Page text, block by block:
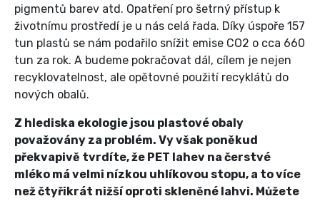
pigmentů barev atd. Opatření pro šetrný přístup k
životnímu prostředí je u nás celá řada. Díky úspoře 157
tun plastů se nám podařilo snížit emise CO2 o cca 660
tun za rok. A budeme pokračovat dál, cílem je nejen
recyklovatelnost, ale opětovné použití recyklátů do
nových obalů.
Z hlediska ekologie jsou plastové obaly
považovány za problém. Vy však poněkud
překvapivě tvrdíte, že PET lahev na čerstvé
mléko má velmi nízkou uhlíkovou stopu, a to více
než čtyřikrát nižší oproti skleněné lahvi. Můžete